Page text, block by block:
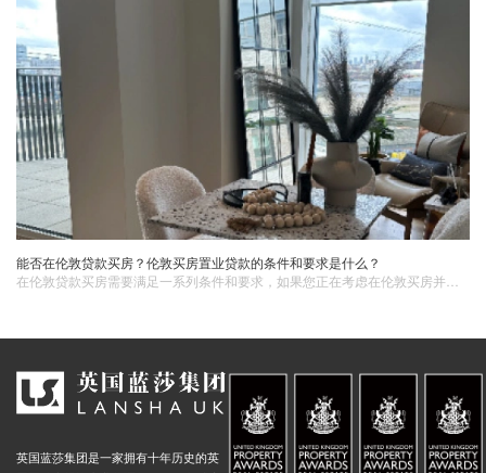
能否在伦敦贷款买房？伦敦买房置业贷款的条件和要求是什么？
英国蓝莎集团是一家拥有十年历史的英